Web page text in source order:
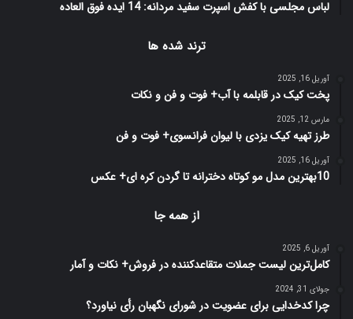
لباس مجلسی با کفش اسپرت سفید مردانه: 14 ایده فوق العاده
ترند شده ها
آوریل 16, 2025
پخت کیک در قابلمه با آب+ فوت و فن و نکات
مارس 12, 2025
طرز تهیه کیک یزدی با لیوان فرانسوی+ فوت و فن
آوریل 16, 2025
10بهترین مدل مو کوتاه دخترانه تا گردن کره ای+ عکس
از همه جا
آوریل 6, 2025
کامل‌ترین لیست جملات متقاعدکننده در فروش+ نکات و آمار
جولای 31, 2024
چرا کدخدایی برای عضویت در شورای نگهبان رأی نیاورد؟